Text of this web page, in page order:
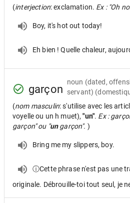
(interjection: exclamation. Ex : "Oh
Boy, it's hot out today!
Eh bien ! Quelle chaleur,
garçon
noun (dated,
servant)
(nom masculin: s'utilise avec les
voyelle ou un h muet),"un". Ex :
garçon" ou "ungarçon". )
Bring me my slippers, boy.
ⓘCette phrase n'est pas une
originale. Débrouille-toi tout seul, je